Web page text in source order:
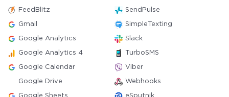
FeedBlitz SendPulse
Gmail SimpleTexting
Google Analytics Slack
Google Analytics 4 TurboSMS
Google Calendar Viber
Google Drive Webhooks
Google Sheets eSputnik